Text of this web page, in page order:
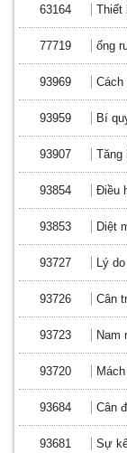
63164 Thiết
77719 ống
93969 Cách
93959 Bí
93907 Tăng
93854 Điều
93853 Diệt
93727 Lý
93726 Cân
93723 Nam
93720
93684 Cân
93681 Sự